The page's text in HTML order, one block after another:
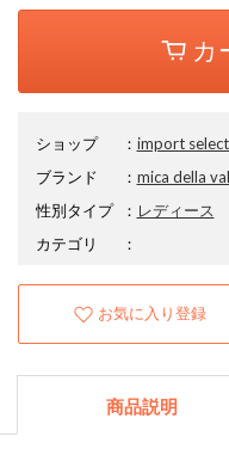
カ
ショップ ： import
ブランド
： mica della
性別タイプ
： レディース
カテゴリ
：
お気に入り登録
商品説明